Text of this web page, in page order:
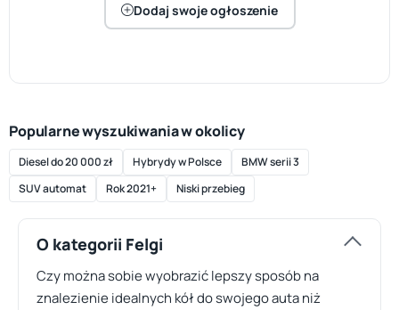
Dodaj swoje ogłoszenie
Popularne wyszukiwania w okolicy
Diesel do 20 000 zł Hybrydy w Polsce
BMW serii 3
SUV automat
Rok 2021+ Niski przebieg
O kategorii Felgi
Czy można sobie wyobrazić lepszy sposób na
znalezienie idealnych kół do swojego auta niż